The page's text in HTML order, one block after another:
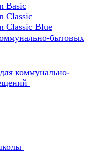
Basic
Classic
Classic Blue
бытовых
коммунально-